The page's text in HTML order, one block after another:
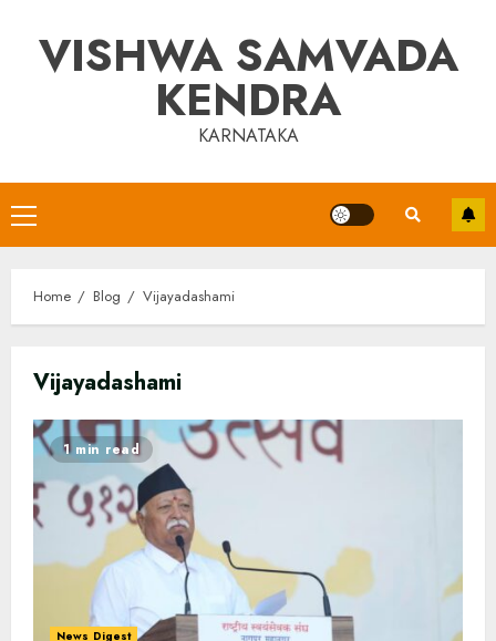
contentVISHWA SAMVADA
KENDRA
KARNATAKA
Primary
Menu
Home Blog Vijayadashami
Vijayadashami
1 min read
News Digest